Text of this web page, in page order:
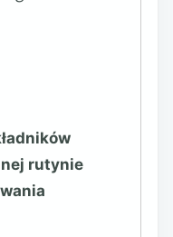
rutynie